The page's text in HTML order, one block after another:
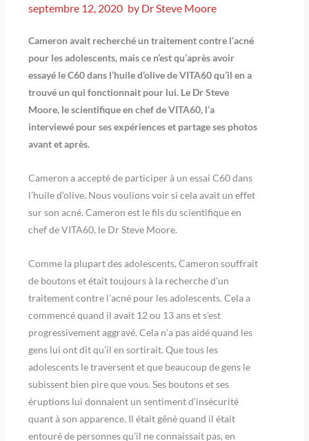
septembre 12, 2020 by Dr Steve Moore
Cameron avait recherché un traitement contre l’acné
pour les adolescents, mais ce n’est qu’après avoir
essayé le C60 dans l’huile d’olive de VITA60 qu’il en a
trouvé un qui fonctionnait pour lui. Le Dr Steve
Moore, le scientifique en chef de VITA60, l’a
interviewé pour ses expériences et partage ses photos
avant et après.
Cameron a accepté de participer à un essai C60 dans
l’huile d’olive. Nous voulions voir si cela avait un effet
sur son acné. Cameron est le fils du scientifique en
chef de VITA60, le Dr Steve Moore.
Comme la plupart des adolescents, Cameron souffrait
de boutons et était toujours à la recherche d’un
traitement contre l’acné pour les adolescents. Cela a
commencé quand il avait 12 ou 13 ans et s’est
progressivement aggravé. Cela n’a pas aidé quand les
gens lui ont dit qu’il en sortirait. Que tous les
adolescents le traversent et que beaucoup de gens le
subissent bien pire que vous. Ses boutons et ses
éruptions lui donnaient un sentiment d’insécurité
quant à son apparence. Il était gêné quand il était
entouré de personnes qu’il ne connaissait pas, en